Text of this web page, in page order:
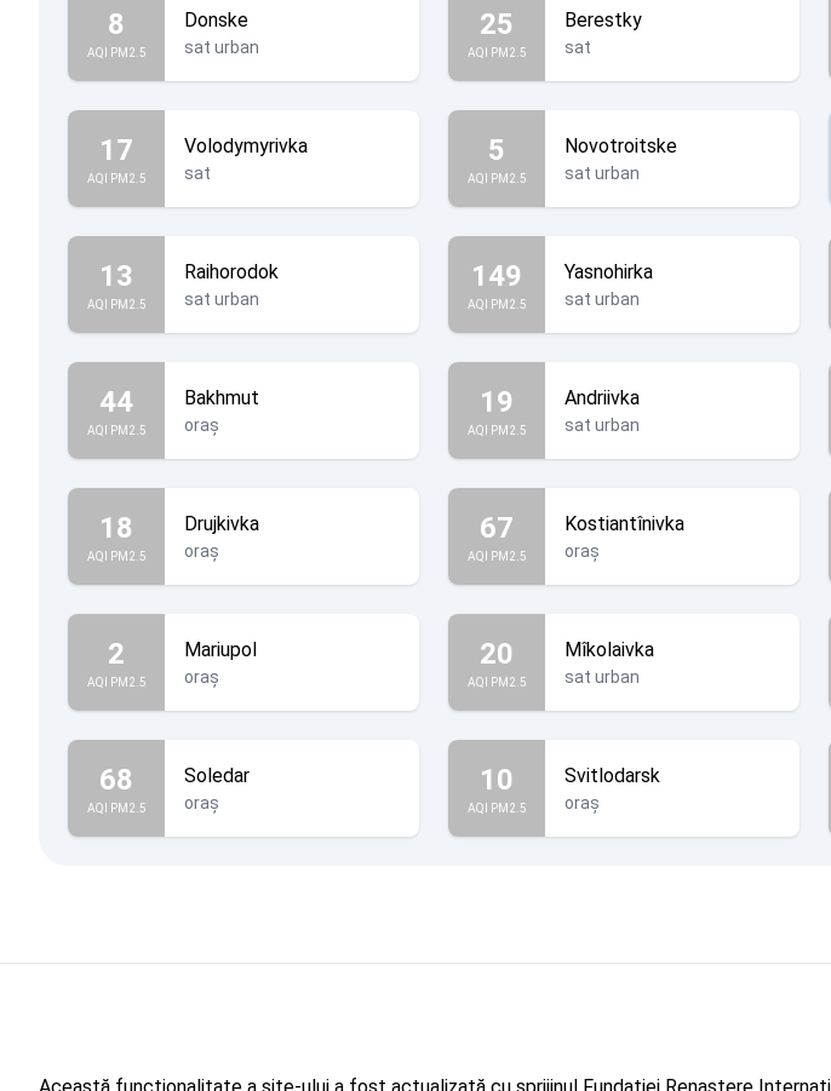
8
AQI PM2.5
Donske
sat urban
25
AQI PM2.5
Berestky
sat
17
AQI PM2.5
Volodymyrivka
sat
5
AQI PM2.5
Novotroitske
sat urban
13
AQI PM2.5
Raihorodok
sat urban
149
AQI PM2.5
Yasnohirka
sat urban
44
AQI PM2.5
Bakhmut
oraș
19
AQI PM2.5
Andriivka
sat urban
18
AQI PM2.5
Drujkivka
oraș
67
AQI PM2.5
Kostiantînivka
oraș
2
AQI PM2.5
Mariupol
oraș
20
AQI PM2.5
Mîkolaivka
sat urban
68
AQI PM2.5
Soledar
oraș
10
AQI PM2.5
Svitlodarsk
oraș